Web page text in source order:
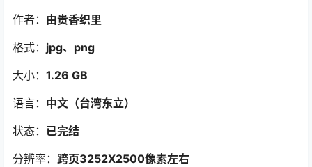
作者： 由贵香织里
格式： jpg、png
大小： 1.26 GB
语言： 中文（台湾东立）
状态： 已完结
分辨率： 跨页3252X2500像素左右